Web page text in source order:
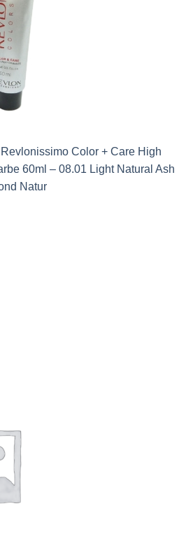
Color + Care High
60ml – 08.01 Light Natural Ash
Natur